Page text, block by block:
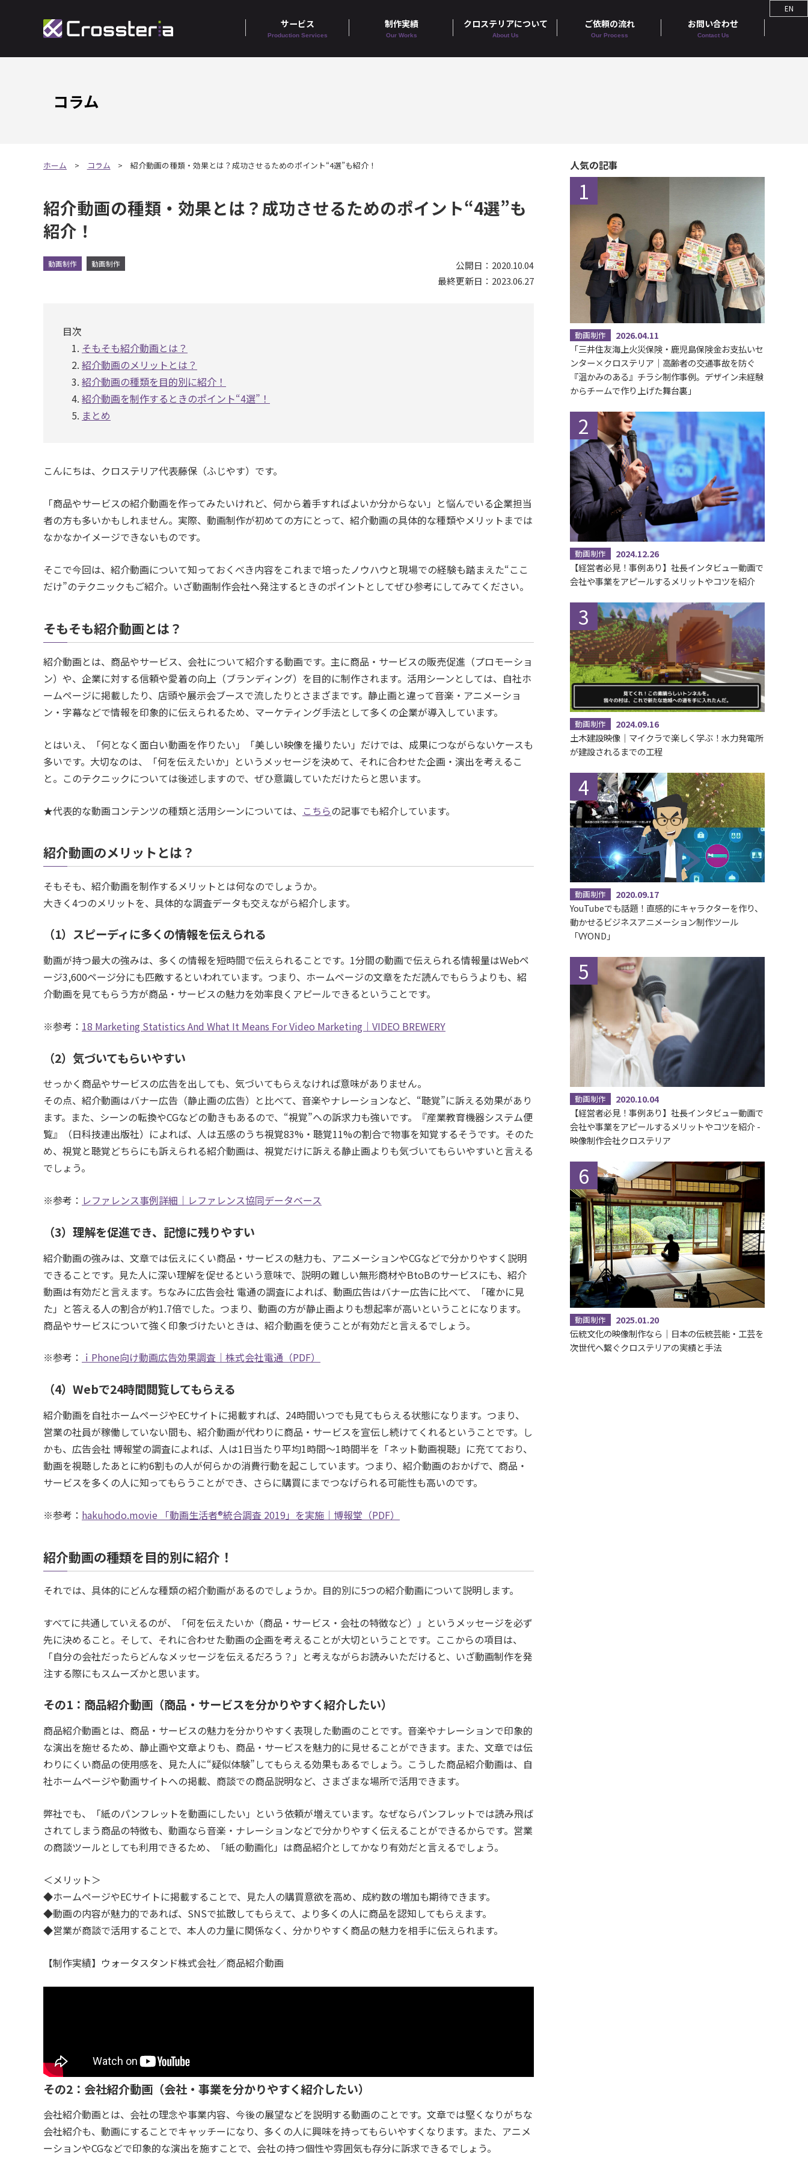
サービス
Production Services
制作実績
Our Works
クロステリアについて
About Us
ご依頼の流れ
Our Process
お問い合わせ
Contact Us
EN
コラム
ホーム コラム 紹介動画の種類・効果とは？成功させるためのポイント“4選”も紹介！
紹介動画の種類・効果とは？成功させるためのポイント“4選”も
紹介！
動画制作 動画制作
公開日：2020.10.04
最終更新日：2023.06.27
目次
そもそも紹介動画とは？
紹介動画のメリットとは？
紹介動画の種類を目的別に紹介！
紹介動画を制作するときのポイント“4選”！
まとめ
こんにちは、クロステリア代表藤保（ふじやす）です。
「商品やサービスの紹介動画を作ってみたいけれど、何から着手すればよいか分からない」と悩んでいる企業担当
者の方も多いかもしれません。実際、動画制作が初めての方にとって、紹介動画の具体的な種類やメリットまでは
なかなかイメージできないものです。
そこで今回は、紹介動画について知っておくべき内容をこれまで培ったノウハウと現場での経験も踏まえた“ここ
だけ”のテクニックもご紹介。いざ動画制作会社へ発注するときのポイントとしてぜひ参考にしてみてください。
そもそも紹介動画とは？
紹介動画とは、商品やサービス、会社について紹介する動画です。主に商品・サービスの販売促進（プロモーショ
ン）や、企業に対する信頼や愛着の向上（ブランディング）を目的に制作されます。活用シーンとしては、自社ホ
ームページに掲載したり、店頭や展示会ブースで流したりとさまざまです。静止画と違って音楽・アニメーショ
ン・字幕などで情報を印象的に伝えられるため、マーケティング手法として多くの企業が導入しています。
とはいえ、「何となく面白い動画を作りたい」「美しい映像を撮りたい」だけでは、成果につながらないケースも
多いです。大切なのは、「何を伝えたいか」というメッセージを決めて、それに合わせた企画・演出を考えるこ
と。このテクニックについては後述しますので、ぜひ意識していただけたらと思います。
★代表的な動画コンテンツの種類と活用シーンについては、 こちらの記事でも紹介しています。
紹介動画のメリットとは？
そもそも、紹介動画を制作するメリットとは何なのでしょうか。
大きく4つのメリットを、具体的な調査データも交えながら紹介します。
（1）スピーディに多くの情報を伝えられる
動画が持つ最大の強みは、多くの情報を短時間で伝えられることです。1分間の動画で伝えられる情報量はWebペ
ージ3,600ページ分にも匹敵するといわれています。つまり、ホームページの文章をただ読んでもらうよりも、紹
介動画を見てもらう方が商品・サービスの魅力を効率良くアピールできるということです。
※参考： 18 Marketing Statistics And What It Means For Video Marketing｜VIDEO BREWERY
（2）気づいてもらいやすい
せっかく商品やサービスの広告を出しても、気づいてもらえなければ意味がありません。
その点、紹介動画はバナー広告（静止画の広告）と比べて、音楽やナレーションなど、“聴覚”に訴える効果があり
ます。また、シーンの転換やCGなどの動きもあるので、“視覚”への訴求力も強いです。『産業教育機器システム便
覧』（日科技連出版社）によれば、人は五感のうち視覚83%・聴覚11%の割合で物事を知覚するそうです。そのた
め、視覚と聴覚どちらにも訴えられる紹介動画は、視覚だけに訴える静止画よりも気づいてもらいやすいと言える
でしょう。
※参考： レファレンス事例詳細｜レファレンス協同データベース
（3）理解を促進でき、記憶に残りやすい
紹介動画の強みは、文章では伝えにくい商品・サービスの魅力も、アニメーションやCGなどで分かりやすく説明
できることです。見た人に深い理解を促せるという意味で、説明の難しい無形商材やBtoBのサービスにも、紹介
動画は有効だと言えます。ちなみに広告会社 電通の調査によれば、動画広告はバナー広告に比べて、「確かに見
た」と答える人の割合が約1.7倍でした。つまり、動画の方が静止画よりも想起率が高いということになります。
商品やサービスについて強く印象づけたいときは、紹介動画を使うことが有効だと言えるでしょう。
※参考： ｉPhone向け動画広告効果調査｜株式会社電通（PDF）
（4）Webで24時間閲覧してもらえる
紹介動画を自社ホームページやECサイトに掲載すれば、24時間いつでも見てもらえる状態になります。つまり、
営業の社員が稼働していない間も、紹介動画が代わりに商品・サービスを宣伝し続けてくれるということです。し
かも、広告会社 博報堂の調査によれば、人は1日当たり平均1時間～1時間半を「ネット動画視聴」に充てており、
動画を視聴したあとに約6割もの人が何らかの消費行動を起こしています。つまり、紹介動画のおかげで、商品・
サービスを多くの人に知ってもらうことができ、さらに購買にまでつなげられる可能性も高いのです。
※参考： hakuhodo.movie 「動画生活者®統合調査 2019」を実施｜博報堂（PDF）
紹介動画の種類を目的別に紹介！
それでは、具体的にどんな種類の紹介動画があるのでしょうか。目的別に5つの紹介動画について説明します。
すべてに共通していえるのが、「何を伝えたいか（商品・サービス・会社の特徴など）」というメッセージを必ず
先に決めること。そして、それに合わせた動画の企画を考えることが大切ということです。ここからの項目は、
「自分の会社だったらどんなメッセージを伝えるだろう？」と考えながらお読みいただけると、いざ動画制作を発
注する際にもスムーズかと思います。
その1：商品紹介動画（商品・サービスを分かりやすく紹介したい）
商品紹介動画とは、商品・サービスの魅力を分かりやすく表現した動画のことです。音楽やナレーションで印象的
な演出を施せるため、静止画や文章よりも、商品・サービスを魅力的に見せることができます。また、文章では伝
わりにくい商品の使用感を、見た人に“疑似体験”してもらえる効果もあるでしょう。こうした商品紹介動画は、自
社ホームページや動画サイトへの掲載、商談での商品説明など、さまざまな場所で活用できます。
弊社でも、「紙のパンフレットを動画にしたい」という依頼が増えています。なぜならパンフレットでは読み飛ば
されてしまう商品の特徴も、動画なら音楽・ナレーションなどで分かりやすく伝えることができるからです。営業
の商談ツールとしても利用できるため、「紙の動画化」は商品紹介としてかなり有効だと言えるでしょう。
＜メリット＞
◆ホームページやECサイトに掲載することで、見た人の購買意欲を高め、成約数の増加も期待できます。
◆動画の内容が魅力的であれば、SNSで拡散してもらえて、より多くの人に商品を認知してもらえます。
◆営業が商談で活用することで、本人の力量に関係なく、分かりやすく商品の魅力を相手に伝えられます。
【制作実績】ウォータスタンド株式会社／商品紹介動画
その2：会社紹介動画（会社・事業を分かりやすく紹介したい）
会社紹介動画とは、会社の理念や事業内容、今後の展望などを説明する動画のことです。文章では堅くなりがちな
会社紹介も、動画にすることでキャッチーになり、多くの人に興味を持ってもらいやすくなります。また、アニメ
ーションやCGなどで印象的な演出を施すことで、会社の持つ個性や雰囲気も存分に訴求できるでしょう。
人気の記事
動画制作
2026.04.11
「三井住友海上火災保険・鹿児島保険金お支払いセ
ンター×クロステリア｜高齢者の交通事故を防ぐ
『温かみのある』チラシ制作事例。デザイン未経験
からチームで作り上げた舞台裏」
動画制作
2024.12.26
【経営者必見！事例あり】社長インタビュー動画で
会社や事業をアピールするメリットやコツを紹介
動画制作
2024.09.16
土木建設映像｜マイクラで楽しく学ぶ！水力発電所
が建設されるまでの工程
動画制作
2020.09.17
YouTubeでも話題！直感的にキャラクターを作り、
動かせるビジネスアニメーション制作ツール
「VYOND」
動画制作
2020.10.04
【経営者必見！事例あり】社長インタビュー動画で
会社や事業をアピールするメリットやコツを紹介 -
映像制作会社クロステリア
動画制作
2025.01.20
伝統文化の映像制作なら｜日本の伝統芸能・工芸を
次世代へ繋ぐクロステリアの実績と手法